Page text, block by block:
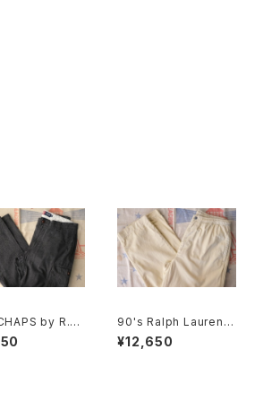
by R.L.
fit cargo
90's Ralph Lauren li
ght-beige cotton e
asy Pants
¥12,650